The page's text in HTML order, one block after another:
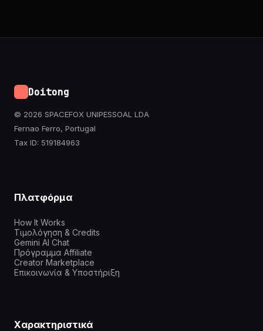
Doitong
© 2026 SPACEFOX UNIPESSOAL LDA
Fernao Ferro, Portugal
Tax ID: 519184963
Πλατφόρμα
How It Works
Τιμολόγηση & Credits
Gemini AI Chat
Πρόγραμμα Affiliate
Creator Marketplace
Επικοινωνία & Υποστήριξη
Χαρακτηριστικά